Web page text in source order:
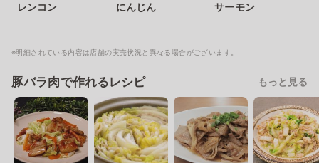
レンコン にんじん サーモン
※明細されている内容は店舗の実売状況と異なる場合がございます。
豚バラ肉で作れるレシピ もっと見る